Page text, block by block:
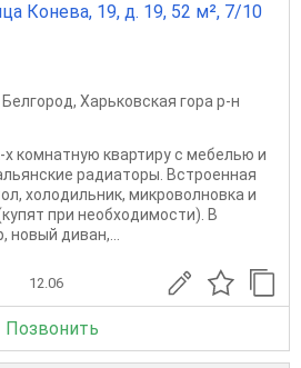
Конева, 19, д. 19, 52 м², 7/10
Белгород, Харьковская гора р-н
комнатную квартиру с мебелью и
радиаторы. Встроенная
холодильник, микроволновка и
при необходимости). В
новый диван,...
12.06
Позвонить